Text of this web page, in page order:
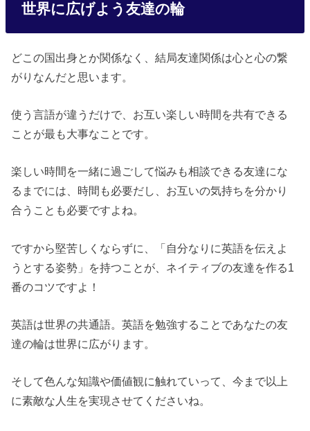
世界に広げよう友達の輪
どこの国出身とか関係なく、結局友達関係は心と心の繋
がりなんだと思います。
使う言語が違うだけで、お互い楽しい時間を共有できる
ことが最も大事なことです。
楽しい時間を一緒に過ごして悩みも相談できる友達にな
るまでには、時間も必要だし、お互いの気持ちを分かり
合うことも必要ですよね。
ですから堅苦しくならずに、「自分なりに英語を伝えよ
うとする姿勢」を持つことが、ネイティブの友達を作る1
番のコツですよ！
英語は世界の共通語。英語を勉強することであなたの友
達の輪は世界に広がります。
そして色んな知識や価値観に触れていって、今まで以上
に素敵な人生を実現させてくださいね。